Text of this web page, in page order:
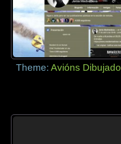
Theme:Avións Dibujado